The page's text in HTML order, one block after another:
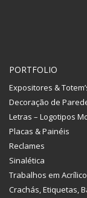
PORTFOLIO
Expositores &
Decoração de
Letras – Logotipos
Placas & Painéis
Reclames
Sinalética
Trabalhos em Acrílico
Crachás, Etiquetas,